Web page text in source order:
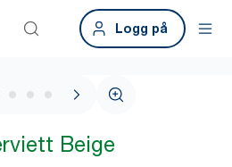
Logg på
1 / 5
Beige